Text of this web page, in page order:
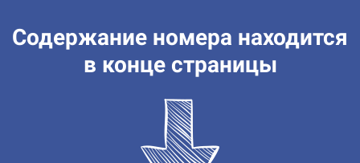
Содержание номера находится
в конце страницы